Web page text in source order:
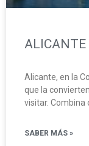
ALICANTE
Alicante, en la
que la
visitar. Combina
SABER MÁS »